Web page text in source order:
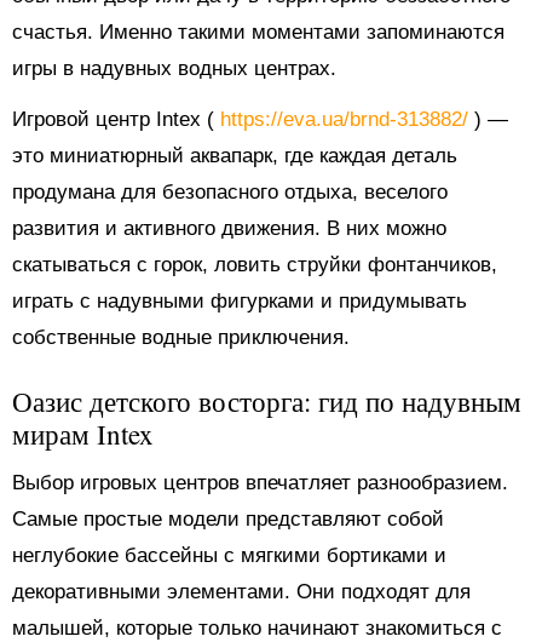
счастья. Именно такими моментами запоминаются
игры в надувных водных центрах.
Игровой центр Intex ( https://eva.ua/brnd-313882/ ) —
это миниатюрный аквапарк, где каждая деталь
продумана для безопасного отдыха, веселого
развития и активного движения. В них можно
скатываться с горок, ловить струйки фонтанчиков,
играть с надувными фигурками и придумывать
собственные водные приключения.
Оазис детского восторга: гид по надувным
мирам Intex
Выбор игровых центров впечатляет разнообразием.
Самые простые модели представляют собой
неглубокие бассейны с мягкими бортиками и
декоративными элементами. Они подходят для
малышей, которые только начинают знакомиться с